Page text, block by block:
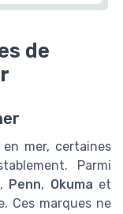
de
mer, certaines
Parmi
, Penn, Okuma et
Ces marques ne